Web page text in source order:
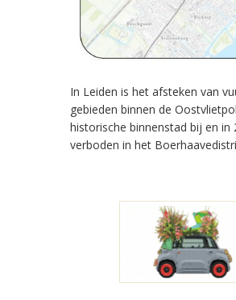
In Leiden is het afsteken van
gebieden binnen de
historische binnenstad bij en
verboden in het